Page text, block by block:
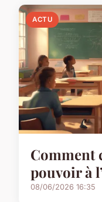
ACTU
Comment
pouvoir à
08/06/2026 16:35